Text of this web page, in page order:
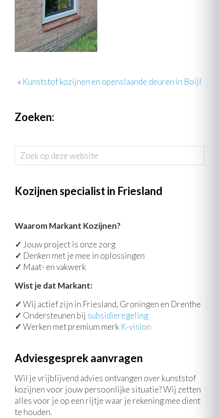
« Kunststof kozijnen en openslaande deuren in Boijl
Zoeken:
Zoek
op
website
Kozijnen specialist in Friesland
Waarom Markant Kozijnen?
✓ Jouw project is onze zorg
✓ Denken met je mee in oplossingen
✓ Maat- en vakwerk
Wist je dat Markant:
✓ Wij actief zijn in Friesland, Groningen en Drenthe
✓ Ondersteunen bij subsidieregeling
✓ Werken met premium merk K-vision
Adviesgesprek aanvragen
Wil je vrijblijvend advies ontvangen over kunststof
kozijnen voor jouw persoonlijke situatie? Wij zetten
alles voor je op een rijtje waar je rekening mee dient
te houden.